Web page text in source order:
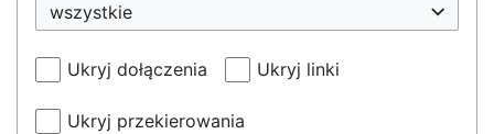
wszystkie
Ukryj dołączenia Ukryj linki
Ukryj przekierowania